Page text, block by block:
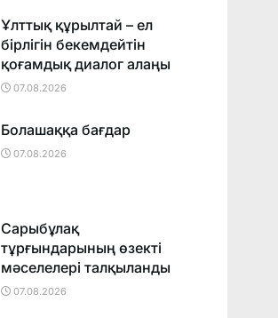
Ұлттық құрылтай – ел
бірлігін бекемдейтін
қоғамдық диалог алаңы
07.08.2026
Болашаққа бағдар
07.08.2026
Сарыбұлақ
тұрғындарының өзекті
мәселелері талқыланды
07.08.2026